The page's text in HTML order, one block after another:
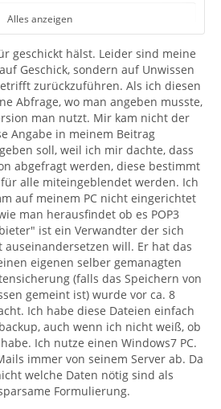
irgendwie
Kommt drauf an.Meine
um Thunderbird als
sonst hättest du die Frage wohl
Anwenderforum gestellt. Leider
auch nur die geringste
System mitzuteilen,
voraus? Rufst du deine
IMAP ab. Wie lange ist deine
her? Hast du bereits (per
auf dem Server des Anbieters
Mails dort noch da oder auch
weiteren Clients greifst du auf
zu? .... usw. usw. usw.
ich habe nur angefangen ......
Alles anzeigen
geschickt hälst. Leider sind meine
Geschick, sondern auf Unwissen
zurückzuführen. Als ich diesen
Abfrage, wo man angeben musste,
man nutzt. Mir kam nicht der
Angabe in meinem Beitrag
soll, weil ich mir dachte, dass
abgefragt werden, diese bestimmt
alle miteingeblendet werden. Ich
auf meinem PC nicht eingerichtet
man herausfindet ob es POP3
ist ein Verwandter der sich
will. Er hat das
eigenen selber gemanagten
(falls das Speichern von
gemeint ist) wurde vor ca. 8
Ich habe diese Dateien einfach
auch wenn ich nicht weiß, ob
Ich nutze einen Windows7 PC.
immer von seinem Server ab. Da
welche Daten nötig sind als
Formulierung.